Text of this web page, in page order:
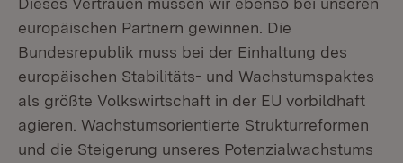
europäischen Partnern gewinnen. Die
Bundesrepublik muss bei der Einhaltung des
europäischen Stabilitäts- und Wachstumspaktes
als größte Volkswirtschaft in der EU vorbildhaft
agieren. Wachstumsorientierte Strukturreformen
und die Steigerung unseres Potenzialwachstums